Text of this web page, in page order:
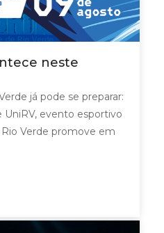
neste
já pode se preparar:
UniRV, evento esportivo
Verde promove em